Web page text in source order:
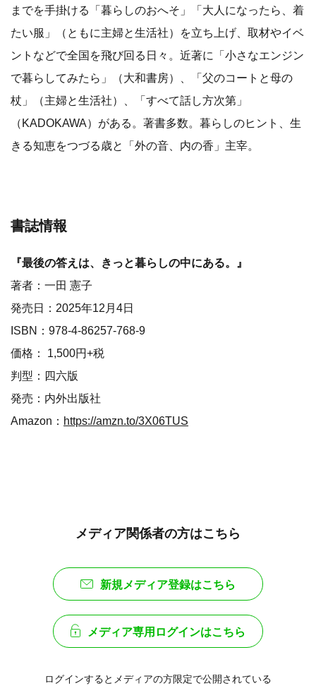
までを手掛ける「暮らしのおへそ」「大人になったら、着
たい服」（ともに主婦と生活社）を立ち上げ、取材やイベ
ントなどで全国を飛び回る日々。近著に「小さなエンジン
で暮らしてみたら」（大和書房）、「父のコートと母の
杖」（主婦と生活社）、「すべて話し方次第」
（KADOKAWA）がある。著書多数。暮らしのヒント、生
きる知恵をつづる歳と「外の音、内の香」主宰。
書誌情報
『最後の答えは、きっと暮らしの中にある。』
著者：一田 憲子
発売日：2025年12月4日
ISBN：978-4-86257-768-9
価格： 1,500円+税
判型：四六版
発売：内外出版社
Amazon： https://amzn.to/3X06TUS
メディア関係者の方はこちら
新規メディア登録はこちら
メディア専用ログインはこちら
ログインするとメディアの方限定で公開されている